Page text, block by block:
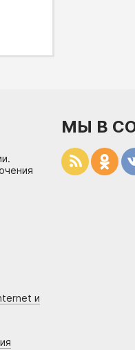
и
МЫ В